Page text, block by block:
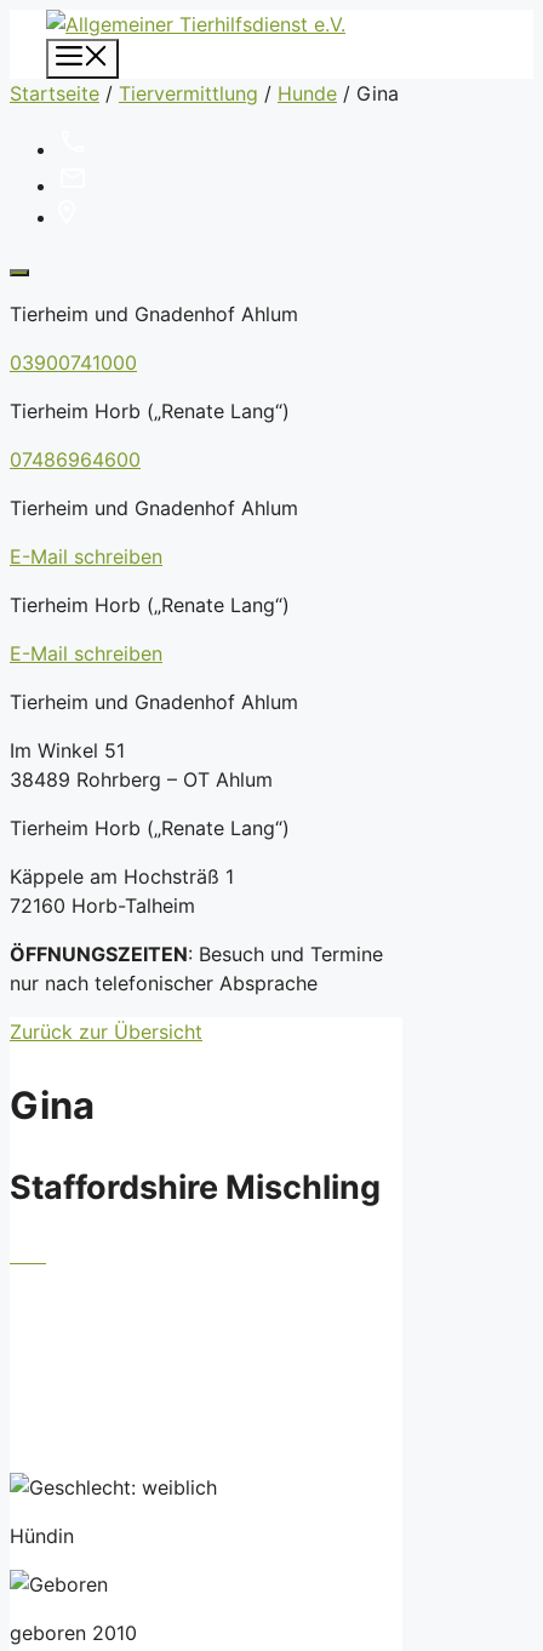
Zum
Inhalt
springen
Startseite / Tiervermittlung / Hunde / Gina
Tierheim und Gnadenhof Ahlum
03900741000
Tierheim Horb („Renate Lang“)
07486964600
Tierheim und Gnadenhof Ahlum
E-Mail schreiben
Tierheim Horb („Renate Lang“)
E-Mail schreiben
Tierheim und Gnadenhof Ahlum
Im Winkel 51
38489 Rohrberg – OT Ahlum
Tierheim Horb („Renate Lang“)
Käppele am Hochsträß 1
72160 Horb-Talheim
ÖFFNUNGSZEITEN: Besuch und Termine
nur nach telefonischer Absprache
Zurück zur Übersicht
Gina
Staffordshire Mischling
Hündin
geboren 2010